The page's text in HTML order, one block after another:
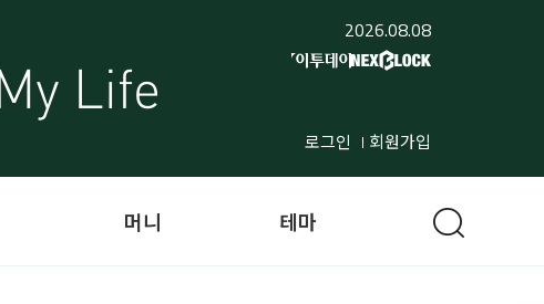
2026.08.08
로그인 회원가입
머니 테마